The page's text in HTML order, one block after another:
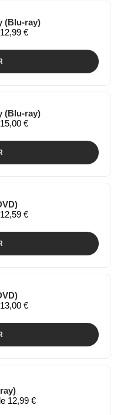
(Blu-ray)
€
(Blu-ray)
€
€
€
12,99 €